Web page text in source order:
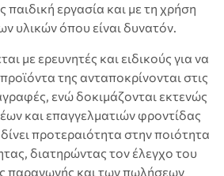
παιδική εργασία και με τη χρήση
υλικών όπου είναι δυνατόν.
με ερευνητές και ειδικούς για να
της ανταποκρίνονται στις
ενώ δοκιμάζονται εκτενώς
και επαγγελματιών φροντίδας
προτεραιότητα στην ποιότητα
διατηρώντας τον έλεγχο του
παραγωγής και των πωλήσεων